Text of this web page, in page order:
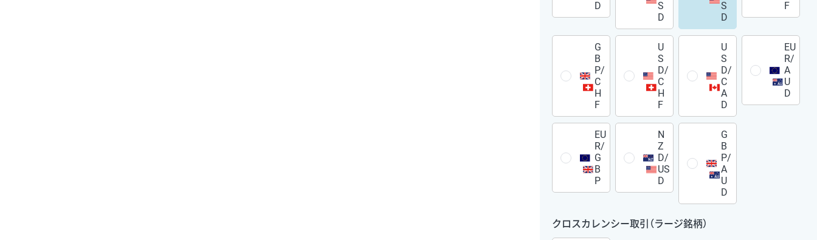
D
S
D
S
D
F
G
B
P/
C
H
F
U
S
D/
C
H
F
U
S
D/
C
A
D
EU
R/
A
U
D
EU
R/
G
B
P
N
Z
D/
US
D
G
B
P/
A
U
D
クロスカレンシー取引（ラージ銘柄）